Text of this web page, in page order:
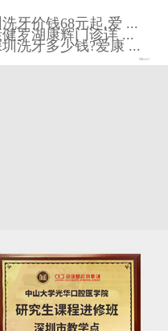
牙价钱68元起,爱 ...
罗湖康辉门诊详 ...
洗牙多少钱?爱康 ...
More+